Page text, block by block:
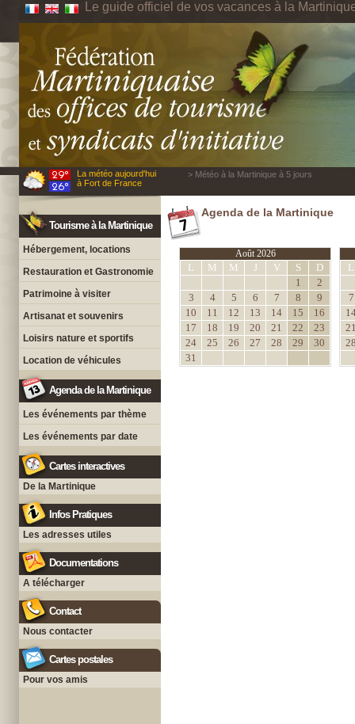
Le guide officiel de vos vacances à la
La météo aujourd'hui
à Fort de France
> Météo à la Martinique à 5 jours
Tourisme à la Martinique
Hébergement, locations
Restauration et Gastronomie
Patrimoine à visiter
Artisanat et souvenirs
Loisirs nature et sportifs
Location de véhicules
Agenda de la Martinique
Les événements par thème
Les événements par date
Cartes interactives
De la Martinique
Infos Pratiques
Les adresses utiles
Documentations
A télécharger
Contact
Nous contacter
Cartes postales
Pour vos amis
Agenda de la Martinique
Août 2026
L M M J V S
D
1
2
3
4 5 6 7 8
9
10
11 12 13 14 15
16
17
18 19 20 21 22
23
24
25 26 27 28 29
30
31
L
7